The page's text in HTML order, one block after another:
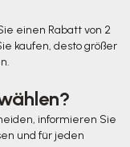
einen Rabatt von 2
kaufen, desto größer
informieren Sie
und für jeden